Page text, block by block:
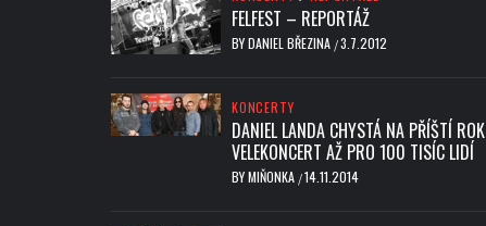
FELFEST – REPORTÁŽ
BYDANIEL BŘEZINA /3.7.2012
KONCERTY
DANIEL LANDA CHYSTÁ NA PŘÍŠTÍ ROK
VELEKONCERT AŽ PRO 100 TISÍC LIDÍ
BYMIŇONKA /14.11.2014